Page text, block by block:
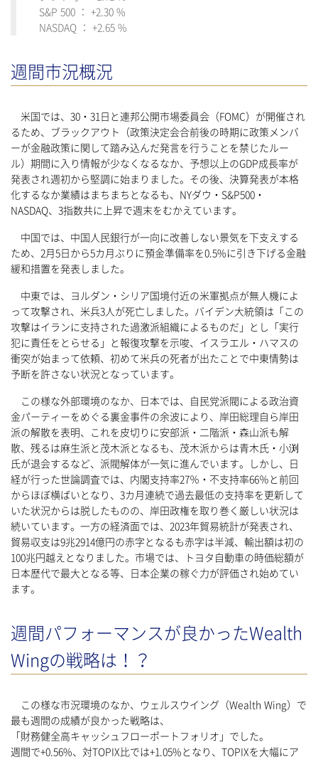
S&P 500 ： +2.30 %
NASDAQ ： +2.65 %
週間市況概況
米国では、30・31日と連邦公開市場委員会（FOMC）が開催され
るため、ブラックアウト（政策決定会合前後の時期に政策メンバ
ーが金融政策に関して踏み込んだ発言を行うことを禁じたルー
ル）期間に入り情報が少なくなるなか、予想以上のGDP成長率が
発表され週初から堅調に始まりました。その後、決算発表が本格
化するなか業績はまちまちとなるも、NYダウ・S&P500・
NASDAQ、3指数共に上昇で週末をむかえています。
中国では、中国人民銀行が一向に改善しない景気を下支えする
ため、2月5日から5カ月ぶりに預金準備率を0.5%に引き下げる金融
緩和措置を発表しました。
中東では、ヨルダン・シリア国境付近の米軍拠点が無人機によ
って攻撃され、米兵3人が死亡しました。バイデン大統領は「この
攻撃はイランに支持された過激派組織によるものだ」とし「実行
犯に責任をとらせる」と報復攻撃を示唆、イスラエル・ハマスの
衝突が始まって依頼、初めて米兵の死者が出たことで中東情勢は
予断を許さない状況となっています。
この様な外部環境のなか、日本では、自民党派閥による政治資
金パーティーをめぐる裏金事件の余波により、岸田総理自ら岸田
派の解散を表明、これを皮切りに安部派・二階派・森山派も解
散、残るは麻生派と茂木派となるも、茂木派からは青木氏・小渕
氏が退会するなど、派閥解体が一気に進んでいます。しかし、日
経が行った世論調査では、内閣支持率27％・不支持率66％と前回
からほぼ横ばいとなり、3カ月連続で過去最低の支持率を更新して
いた状況からは脱したものの、岸田政権を取り巻く厳しい状況は
続いています。一方の経済面では、2023年貿易統計が発表され、
貿易収支は9兆2914億円の赤字となるも赤字は半減、輸出額は初の
100兆円越えとなりました。市場では、トヨタ自動車の時価総額が
日本歴代で最大となる等、日本企業の稼ぐ力が評価され始めてい
ます。
週間パフォーマンスが良かったWealth
Wingの戦略は！？
この様な市況環境のなか、ウェルスウイング（Wealth Wing）で
最も週間の成績が良かった戦略は、
「財務健全高キャッシュフローポートフォリオ」でした。
週間で+0.56%、対TOPIX比では+1.05%となり、TOPIXを大幅にア